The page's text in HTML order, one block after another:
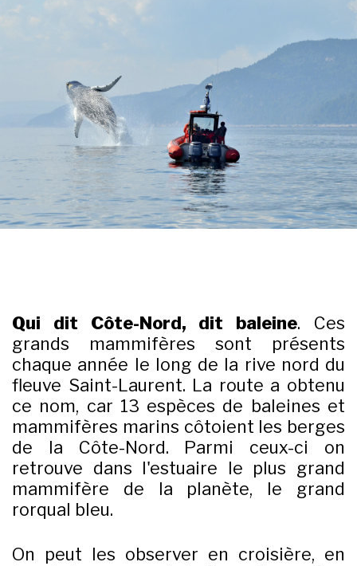
Qui dit Côte-Nord, dit baleine. Ces
grands mammifères sont présents
chaque année le long de la rive nord du
fleuve Saint-Laurent. La route a obtenu
ce nom, car 13 espèces de baleines et
mammifères marins côtoient les berges
de la Côte-Nord. Parmi ceux-ci on
retrouve dans l'estuaire le plus grand
mammifère de la planète, le grand
rorqual bleu.
On peut les observer en croisière, en